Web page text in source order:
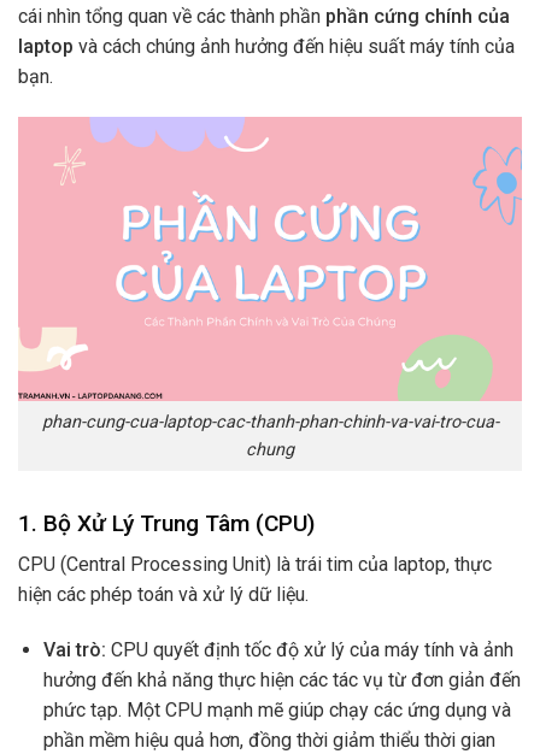
cái nhìn tổng quan về các thành phần phần cứng chính của
laptop và cách chúng ảnh hưởng đến hiệu suất máy tính của
bạn.
phan-cung-cua-laptop-cac-thanh-phan-chinh-va-vai-tro-cua-
chung
1. Bộ Xử Lý Trung Tâm (CPU)
CPU (Central Processing Unit) là trái tim của laptop, thực
hiện các phép toán và xử lý dữ liệu.
Vai trò: CPU quyết định tốc độ xử lý của máy tính và ảnh
hưởng đến khả năng thực hiện các tác vụ từ đơn giản đến
phức tạp. Một CPU mạnh mẽ giúp chạy các ứng dụng và
phần mềm hiệu quả hơn, đồng thời giảm thiểu thời gian